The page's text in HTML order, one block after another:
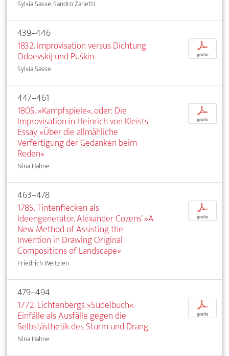
Sylvia Sasse, Sandro Zanetti
439–446
1832. Improvisation versus Dichtung.
Odoevskij und Puškin
Sylvia Sasse
p
gratis
447–461
1805. »Kampfspiele«, oder: Die
Improvisation in Heinrich von Kleists
Essay »Über die allmähliche
Verfertigung der Gedanken beim
Reden«
Nina Hahne
p
gratis
463–478
1785. Tintenflecken als
Ideengenerator. Alexander Cozens’ »A
New Method of Assisting the
Invention in Drawing Original
Compositions of Landscape«
Friedrich Weltzien
p
gratis
479–494
1772. Lichtenbergs »Sudelbuch«.
Einfälle als Ausfälle gegen die
Selbstästhetik des Sturm und Drang
Nina Hahne
p
gratis